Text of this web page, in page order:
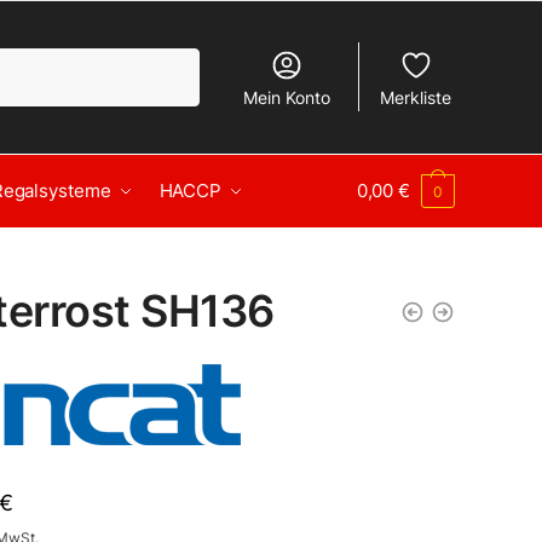
Mein Konto Merkliste
HACCP 0,00€ 0
SH136